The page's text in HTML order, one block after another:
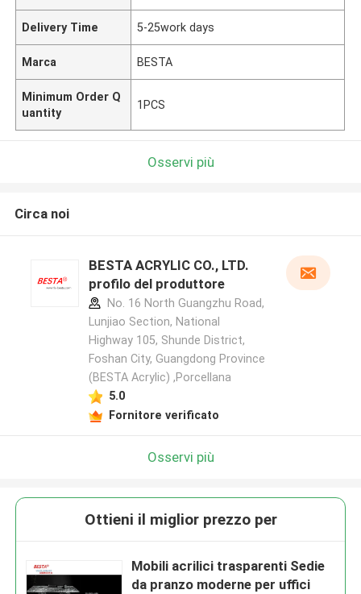
Delivery Time 5-25work days
Marca BESTA
Minimum Order Q
uantity
1PCS
Osservi più
Circa noi
BESTA ACRYLIC CO., LTD.
profilo del produttore
No. 16 North Guangzhu Road,
Lunjiao Section, National
Highway 105, Shunde District,
Foshan City, Guangdong Province
(BESTA Acrylic) ,Porcellana
5.0
Fornitore verificato
Osservi più
Ottieni il miglior prezzo per
Mobili acrilici trasparenti Sedie
da pranzo moderne per uffici